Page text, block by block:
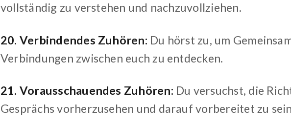
vollständig zu verstehen und nachzuvollziehen.
20. Verbindendes Zuhören: Du hörst zu, um
Verbindungen zwischen euch zu entdecken.
21. Vorausschauendes Zuhören: Du versuchst, die
Gesprächs vorherzusehen und darauf vorbereitet zu